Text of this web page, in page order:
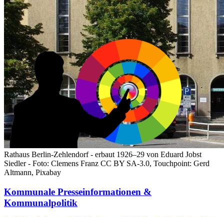
Rathaus Berlin-Zehlendorf - erbaut 1926–29 von Eduard Jobst
Siedler - Foto: Clemens Franz CC BY SA-3.0, Touchpoint: Gerd
Altmann, Pixabay
Kommunale Presseinformationen &
Kommunalpolitik